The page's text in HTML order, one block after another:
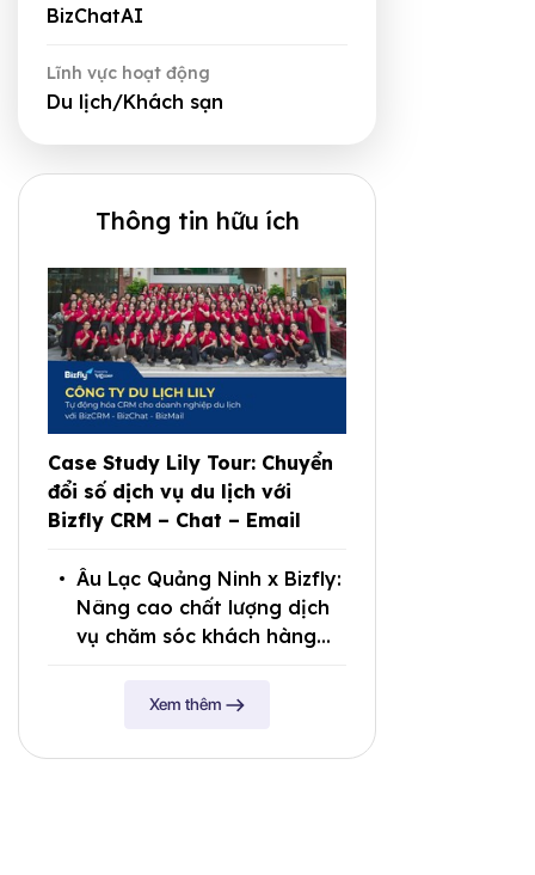
BizChatAI
Lĩnh vực hoạt động
Du lịch/Khách sạn
Thông tin hữu ích
Case Study Lily Tour: Chuyển
đổi số dịch vụ du lịch với
Bizfly CRM – Chat – Email
Âu Lạc Quảng Ninh x Bizfly:
Nâng cao chất lượng dịch
vụ chăm sóc khách hàng
Xem thêm